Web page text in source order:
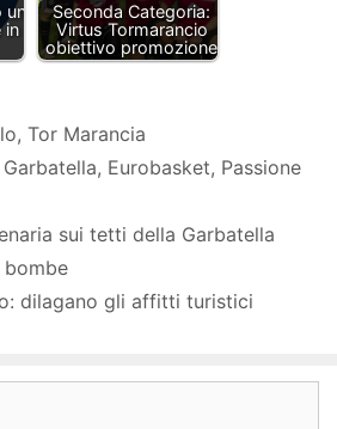
un
in
Seconda Categoria:
Virtus Tormarancio
obiettivo promozione
, Tor Marancia
, Eurobasket, Passione
sui tetti della Garbatella
bombe
dilagano gli affitti turistici